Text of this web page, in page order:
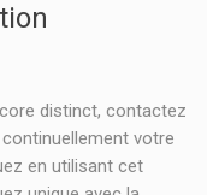
distinct, contactez
votre
en utilisant cet